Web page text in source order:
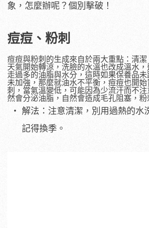
象，怎麼辦呢？個別擊破！
痘痘、粉刺
痘痘與粉刺的生成來自於兩大重點：清
天氣開始轉涼，洗臉的水溫也改成溫水
走過多的油脂與水分，這時如果保養品
未加強，那麼就油水不平衡，痘痘也開
刺，當氣溫變低，可能因為少流汗而不
然會分泌油脂，自然會造成毛孔阻塞，粉
解法：注意清潔，別用過熱的水
記得換季。